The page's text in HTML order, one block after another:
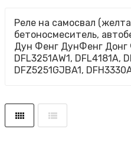
Реле на самосвал
бетоносмеситель,
Дун Фенг ДунФенг Донг
DFL3251AW1, DFL4181A,
DFZ5251GJBA1,